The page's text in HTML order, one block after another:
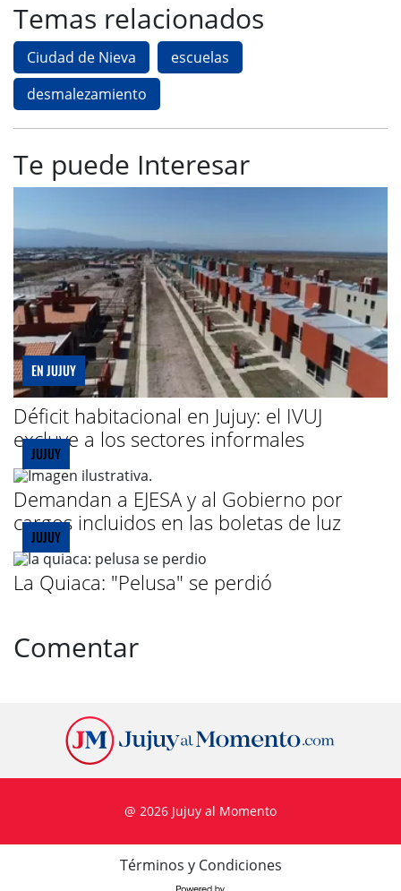
Temas relacionados
Ciudad de Nieva
escuelas
desmalezamiento
Te puede Interesar
EN JUJUY
Déficit habitacional en Jujuy: el IVUJ
excluye a los sectores informales
JUJUY
Demandan a EJESA y al Gobierno por
cargos incluidos en las boletas de luz
JUJUY
La Quiaca: "Pelusa" se perdió
Comentar
@ 2026 Jujuy al Momento
Términos y Condiciones